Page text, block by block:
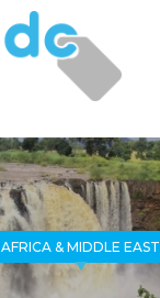
AFRICA & MIDDLE EAST